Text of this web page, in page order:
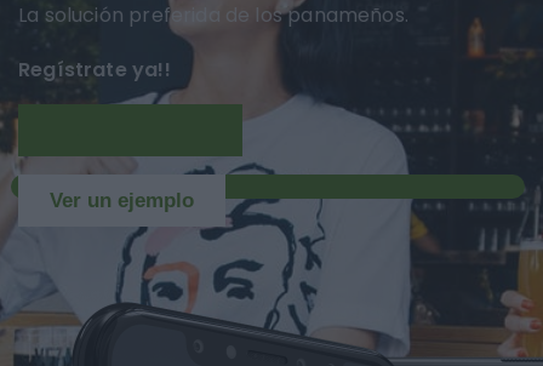
La solución preferida de los panameños.
Regístrate ya!!
Ver un ejemplo